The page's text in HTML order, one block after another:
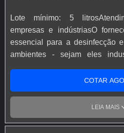
QUALIDADE Conte com a
no mercado, ela atua com
componentes altamente
diferentes necessidades. Se
sobre esse e outros
converse com profissionais. Não
Lote mínimo: 5
empresas e indústriasO
essencial para a desinfecção
ambientes - sejam eles
componentes de alta
combate aos microrganismos e
inclusive, serem causadoras
produto é fornecido em
altamente rentáveis e
COTAR
LEIA MAIS